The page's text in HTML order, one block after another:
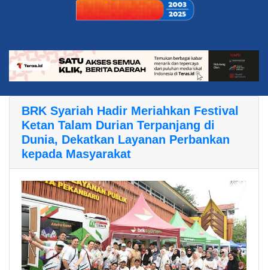
BRK Syariah Hadir Meriahkan Festival
Ketan Talam Durian Terpanjang di
Dunia, Dekatkan Layanan Perbankan
kepada Masyarakat